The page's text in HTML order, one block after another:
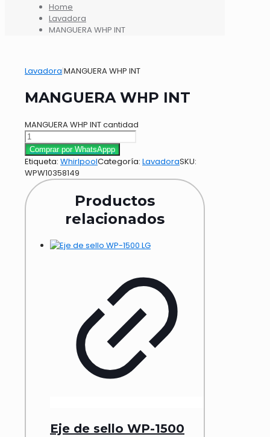
Home
Lavadora
MANGUERA WHP INT
Lavadora|MANGUERA WHP INT
MANGUERA WHP INT
MANGUERA WHP INT cantidad
Comprar por WhatsAppp
Etiqueta: WhirlpoolCategoría: LavadoraSKU:
WPW10358149
Productos
relacionados
Eje de sello WP-1500